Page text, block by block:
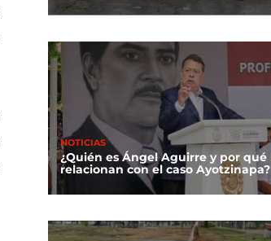
NOTICIAS
¿Quién es Ángel Aguirre y por qué
relacionan con el caso Ayotzinapa?